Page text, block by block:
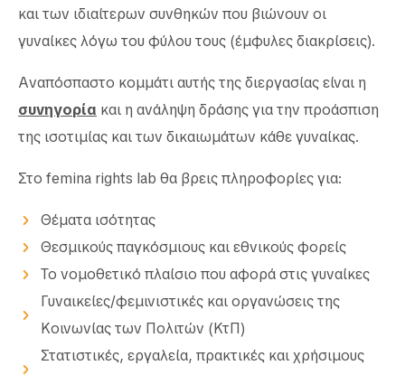
και των ιδιαίτερων συνθηκών που βιώνουν οι
γυναίκες λόγω του φύλου τους (έμφυλες διακρίσεις).
Αναπόσπαστο κομμάτι αυτής της διεργασίας είναι η
συνηγορία και η ανάληψη δράσης για την προάσπιση
της ισοτιμίας και των δικαιωμάτων κάθε γυναίκας.
Στο femina rights lab θα βρεις πληροφορίες για:
Θέματα ισότητας
Θεσμικούς παγκόσμιους και εθνικούς φορείς
Το νομοθετικό πλαίσιο που αφορά στις γυναίκες
Γυναικείες/φεμινιστικές και οργανώσεις της
Κοινωνίας των Πολιτών (ΚτΠ)
Στατιστικές, εργαλεία, πρακτικές και χρήσιμους